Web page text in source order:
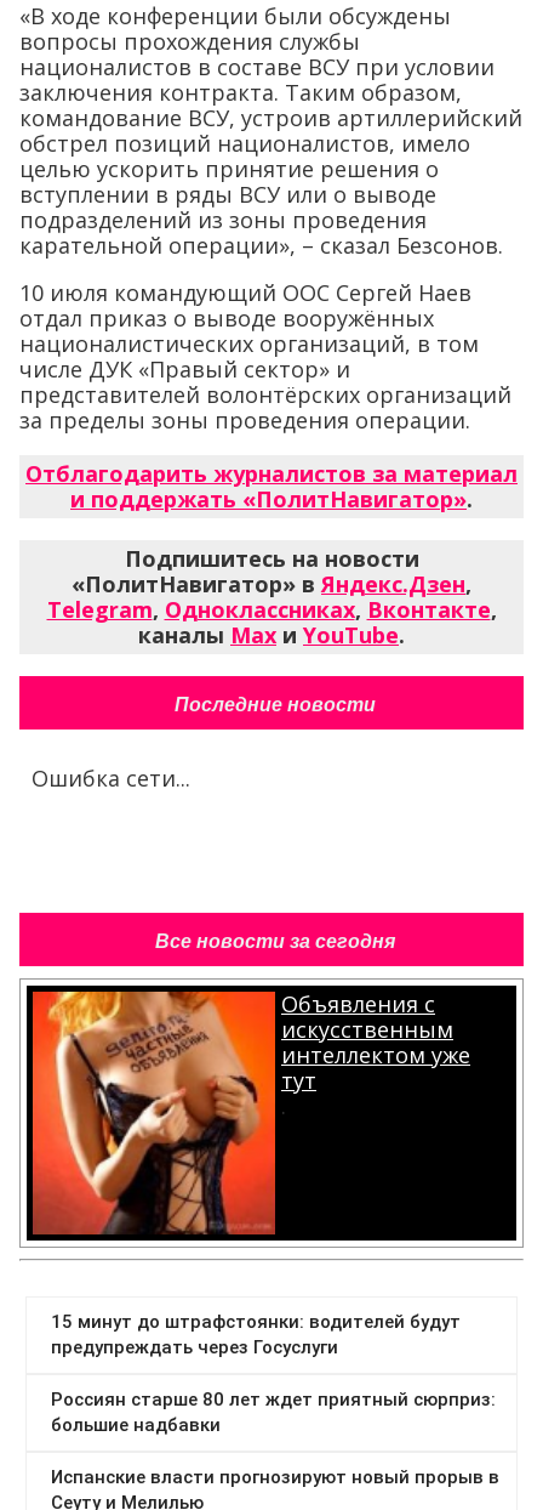
«В ходе конференции были обсуждены
вопросы прохождения службы
националистов в составе ВСУ при условии
заключения контракта. Таким образом,
командование ВСУ, устроив артиллерийский
обстрел позиций националистов, имело
целью ускорить принятие решения о
вступлении в ряды ВСУ или о выводе
подразделений из зоны проведения
карательной операции», – сказал Безсонов.
10 июля командующий ООС Сергей Наев
отдал приказ о выводе вооружённых
националистических организаций, в том
числе ДУК «Правый сектор» и
представителей волонтёрских организаций
за пределы зоны проведения операции.
Отблагодарить журналистов за материал
и поддержать «ПолитНавигатор».
Подпишитесь на новости
«ПолитНавигатор» вЯндекс.Дзен,
Telegram, Одноклассниках, Вконтакте,
каналы Max и YouTube.
Последние новости
Ошибка сети...
Все новости за сегодня
Объявления с
искусственным
интеллектом уже
тут
.